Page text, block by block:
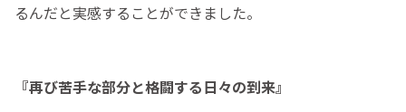
るんだと実感することができました。
『再び苦手な部分と格闘する日々の到来』